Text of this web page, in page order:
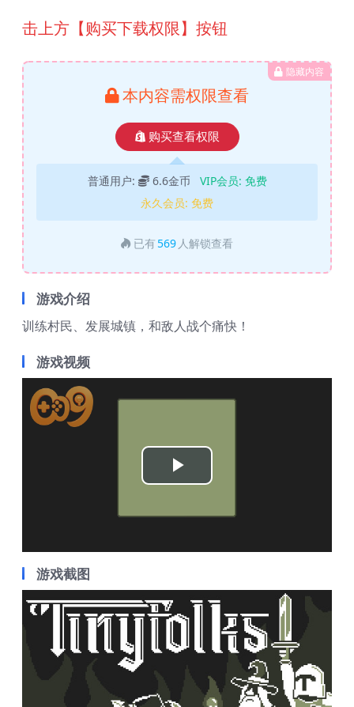
击上方【购买下载权限】按钮
隐藏内容
本内容需权限查看
购买查看权限
普通用户: 6.6金币 VIP会员: 免费
永久会员: 免费
已有 569 人解锁查看
游戏介绍
训练村民、发展城镇，和敌人战个痛快！
游戏视频
Play
Video
游戏截图